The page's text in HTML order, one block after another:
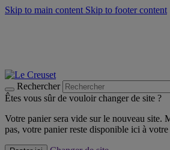
Skip to main content Skip to footer content
Rechercher
Êtes vous sûr de vouloir changer de site ?
Votre panier sera vide sur le nouveau site.
pas, votre panier reste disponible ici à votre